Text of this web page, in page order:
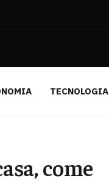
TECNOLOGIA
come